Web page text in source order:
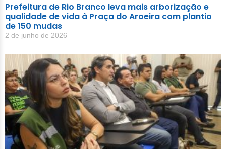
Prefeitura de Rio Branco leva mais arborização e
qualidade de vida à Praça do Aroeira com plantio
de 150 mudas
2 de junho de 2026